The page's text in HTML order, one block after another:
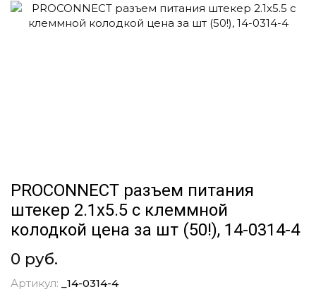
PROCONNECT разъем питания
штекер 2.1х5.5 с клеммной
колодкой цена за шт (50!), 14-0314-4
0 руб.
Артикул:
_14-0314-4